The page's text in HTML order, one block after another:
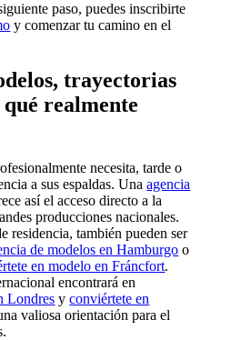
paso, puedes inscribirte
y comenzar tu camino en el
trayectorias
realmente
necesita, tarde o
a sus espaldas. Unaagencia
así el acceso directo a la
producciones nacionales.
residencia, también pueden ser
de modelos en Hamburgo o
en modelo en Fráncfort.
encontrará en
Londres yconviértete en
valiosa orientación para el